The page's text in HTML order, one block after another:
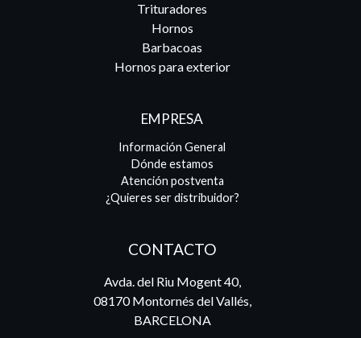
Trituradores
Hornos
Barbacoas
Hornos para exterior
EMPRESA
Información General
Dónde estamos
Atención postventa
¿Quieres ser distribuidor?
CONTACTO
Avda. del Riu Mogent 40,
08170 Montornés del Vallés,
BARCELONA